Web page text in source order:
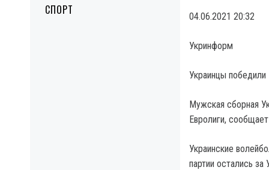
СПОРТ
04.06.2021 20:32
Укринформ
Украинцы
Мужская сборная
Евролиги,
Украинские
партии остались